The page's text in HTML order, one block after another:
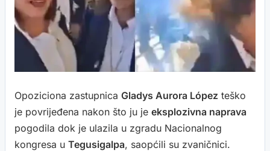
Opoziciona zastupnica Gladys Aurora López teško
je povrijeđena nakon što ju je eksplozivna naprava
pogodila dok je ulazila u zgradu Nacionalnog
kongresa u Tegusigalpa, saopćili su zvaničnici.